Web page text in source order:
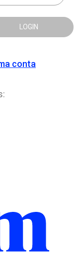
LOGIN
conta